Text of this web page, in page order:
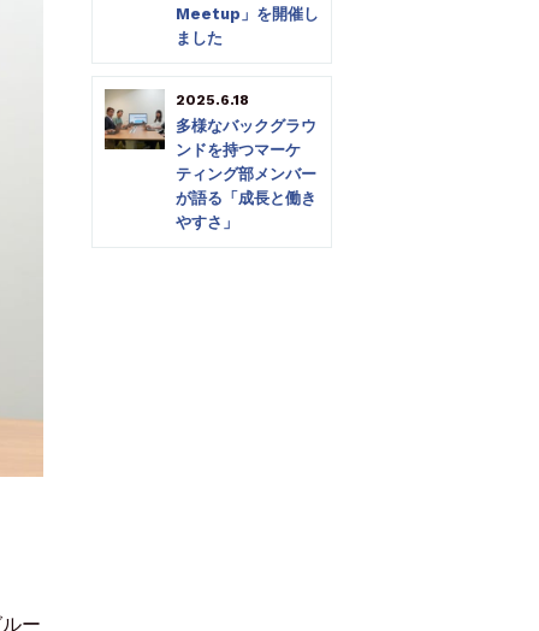
ー
Meetup」を開催し
ました
2025.6.18
多様なバックグラウ
ンドを持つマーケ
ティング部メンバー
が語る「成長と働き
やすさ」